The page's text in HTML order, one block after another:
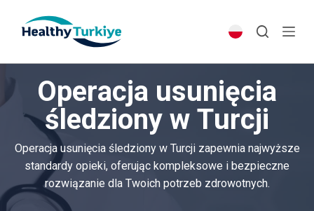
p
n
e
Operacja usunięcia
śledziony w Turcji
Operacja usunięcia śledziony w Turcji zapewnia najwyższe
standardy opieki, oferując kompleksowe i bezpieczne
rozwiązanie dla Twoich potrzeb zdrowotnych.